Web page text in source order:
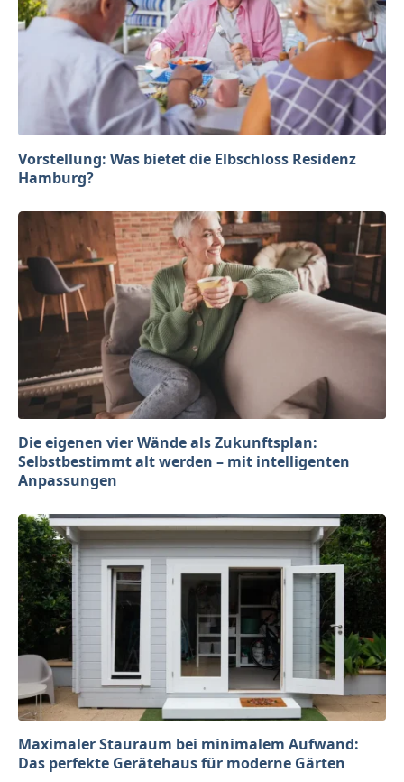
Vorstellung: Was bietet die Elbschloss Residenz
Hamburg?
Die eigenen vier Wände als Zukunftsplan:
Selbstbestimmt alt werden – mit intelligenten
Anpassungen
Maximaler Stauraum bei minimalem Aufwand:
Das perfekte Gerätehaus für moderne Gärten